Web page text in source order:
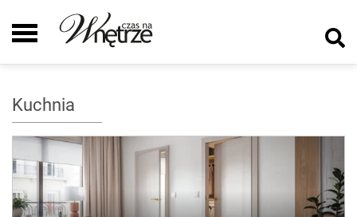
Kuchnia